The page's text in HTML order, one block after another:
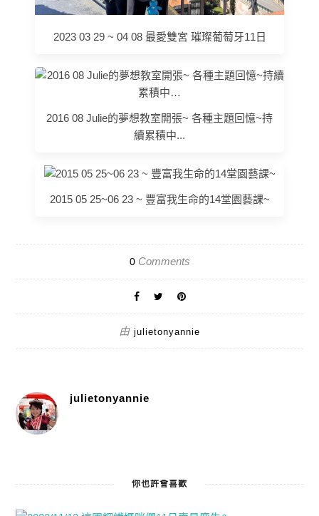
2023 03 29 ~ 04 08 最愛雙宮 璀璨葡萄牙11日
2016 08 Julie的夢想教室開張~ 各種主題回憶~持
續累積中...
2015 05 25~06 23 ~ 豐富我生命的14堂園藝課~
0Comments
由 julietonyannie
julietonyannie
你也許會喜歡